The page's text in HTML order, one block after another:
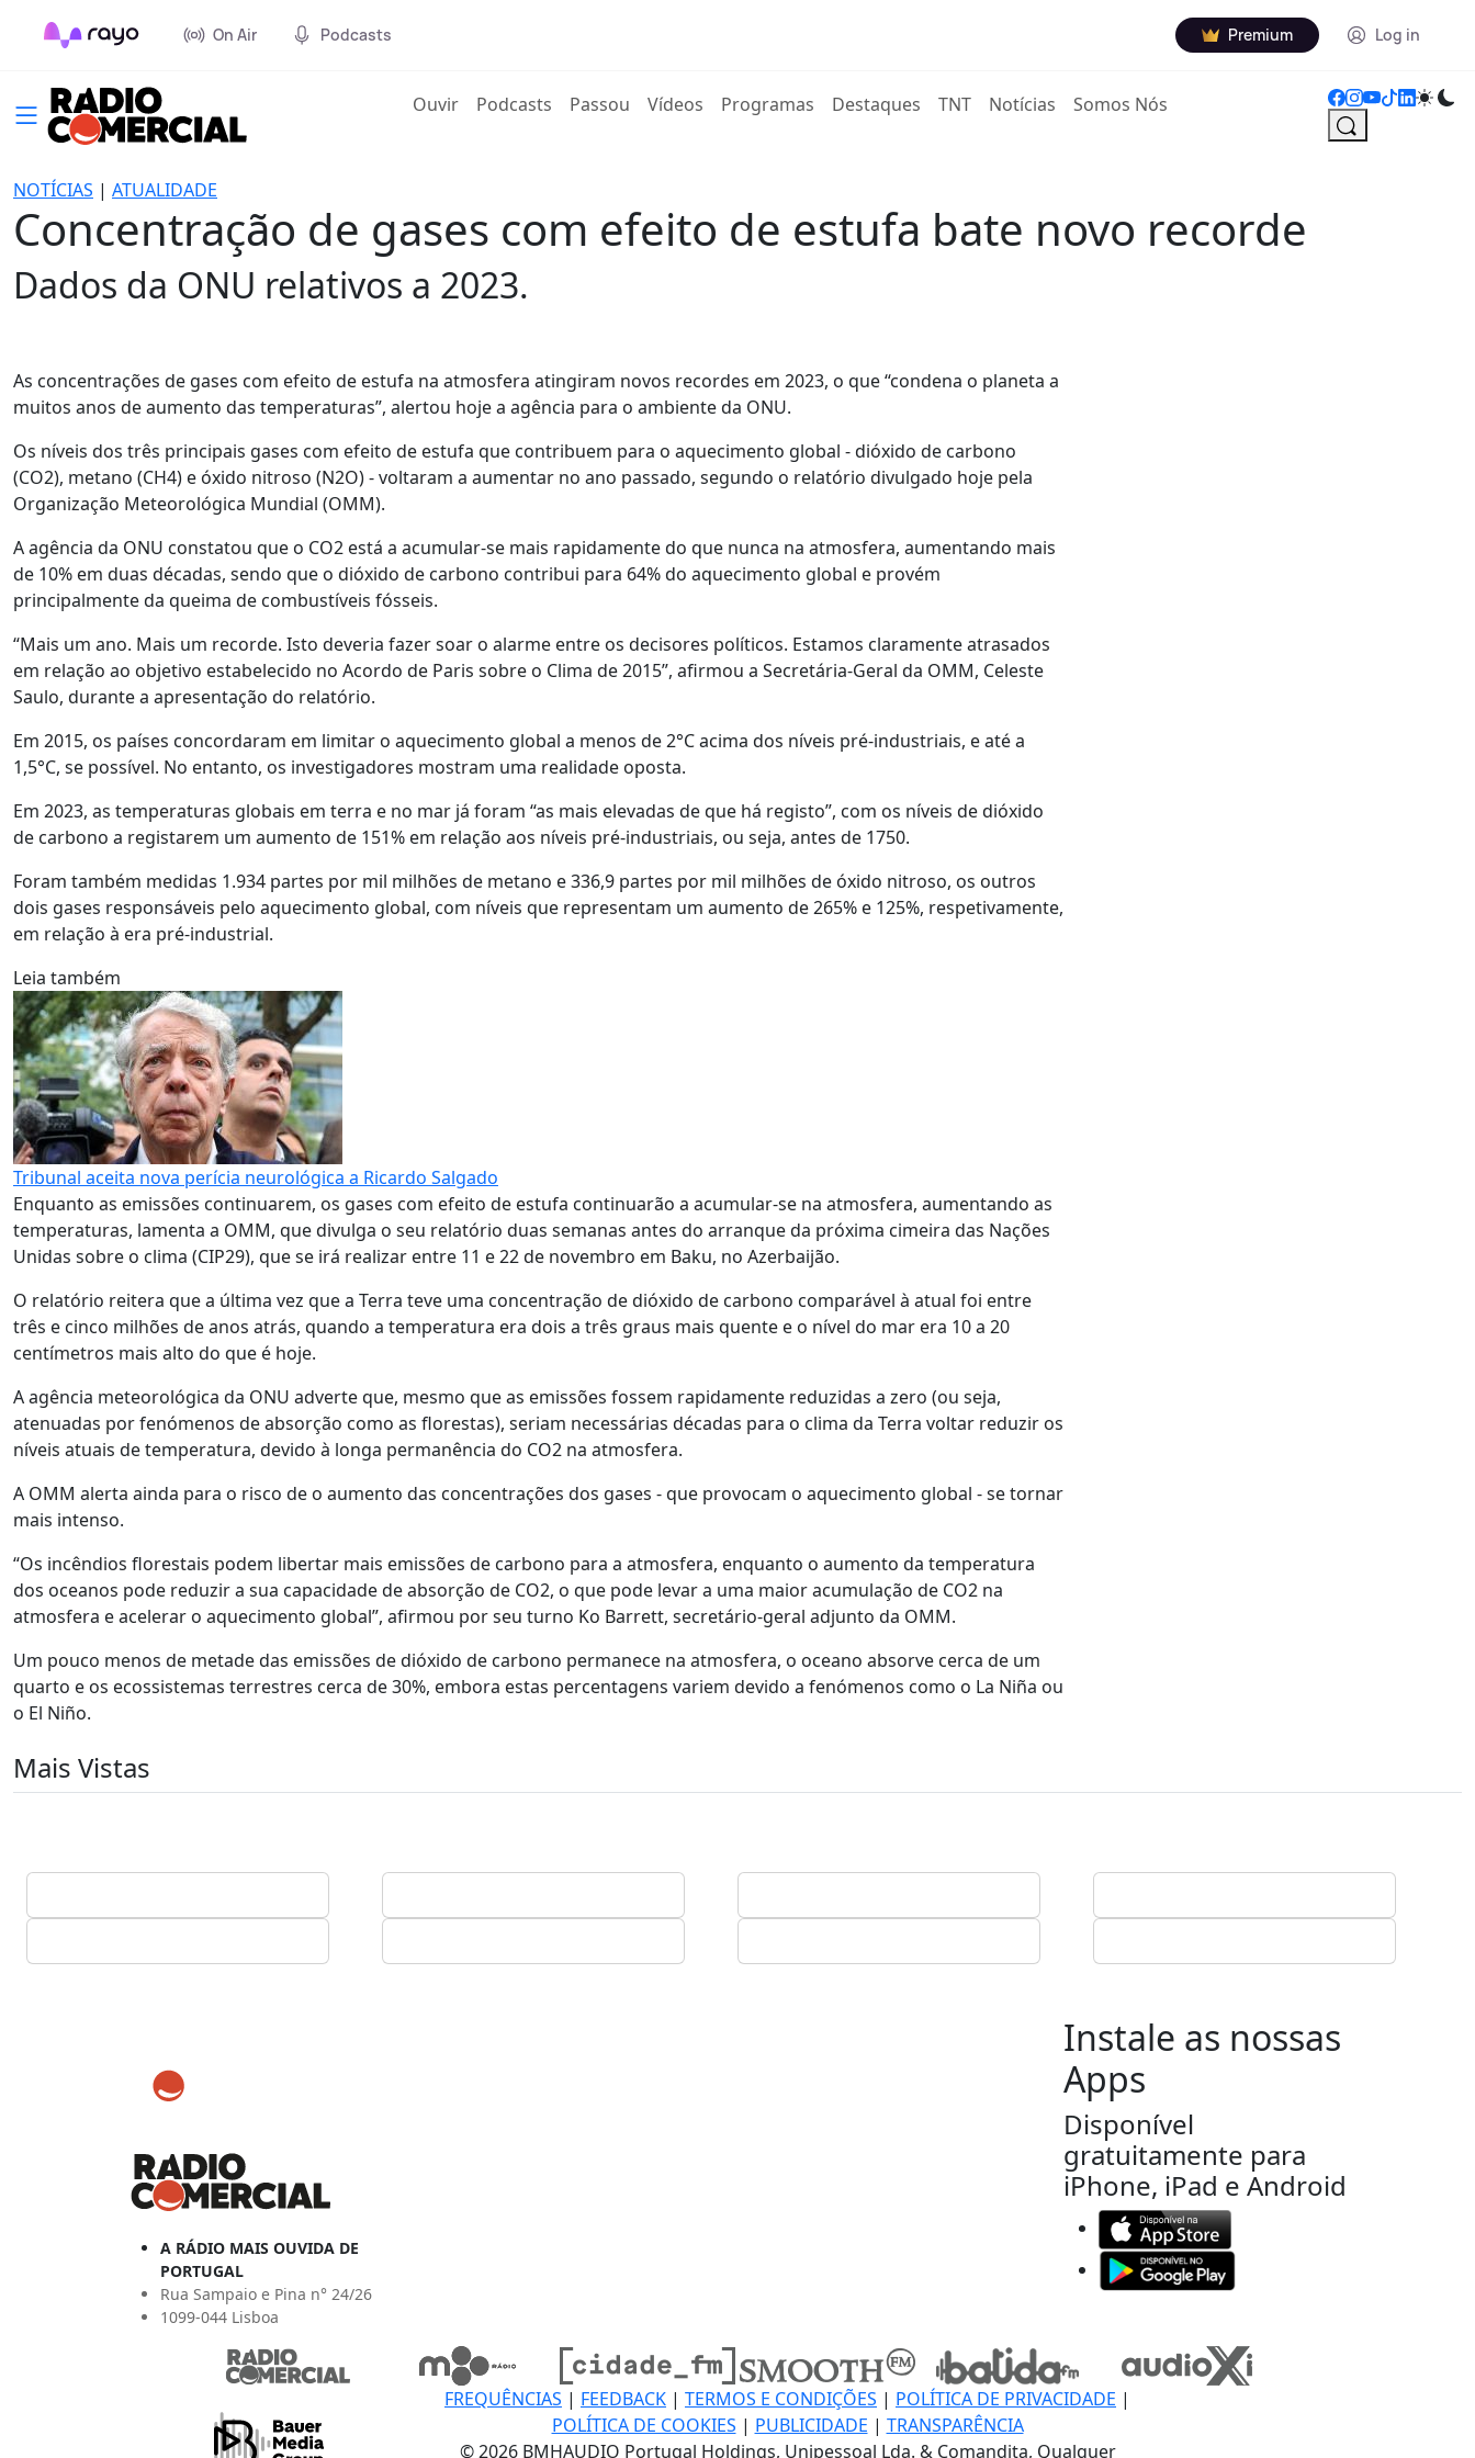
On Air Podcasts Premium Log in
Ouvir(current)
Podcasts Passou Vídeos Programas Destaques TNT Notícias Somos Nós
NOTÍCIAS | ATUALIDADE
Concentração de gases com efeito de estufa bate novo recorde
Dados da ONU relativos a 2023.
As concentrações de gases com efeito de estufa na atmosfera atingiram novos recordes em 2023, o que “condena o planeta a
muitos anos de aumento das temperaturas”, alertou hoje a agência para o ambiente da ONU.
Os níveis dos três principais gases com efeito de estufa que contribuem para o aquecimento global - dióxido de carbono
(CO2), metano (CH4) e óxido nitroso (N2O) - voltaram a aumentar no ano passado, segundo o relatório divulgado hoje pela
Organização Meteorológica Mundial (OMM).
A agência da ONU constatou que o CO2 está a acumular-se mais rapidamente do que nunca na atmosfera, aumentando mais
de 10% em duas décadas, sendo que o dióxido de carbono contribui para 64% do aquecimento global e provém
principalmente da queima de combustíveis fósseis.
“Mais um ano. Mais um recorde. Isto deveria fazer soar o alarme entre os decisores políticos. Estamos claramente atrasados
em relação ao objetivo estabelecido no Acordo de Paris sobre o Clima de 2015”, afirmou a Secretária-Geral da OMM, Celeste
Saulo, durante a apresentação do relatório.
Em 2015, os países concordaram em limitar o aquecimento global a menos de 2°C acima dos níveis pré-industriais, e até a
1,5°C, se possível. No entanto, os investigadores mostram uma realidade oposta.
Em 2023, as temperaturas globais em terra e no mar já foram “as mais elevadas de que há registo”, com os níveis de dióxido
de carbono a registarem um aumento de 151% em relação aos níveis pré-industriais, ou seja, antes de 1750.
Foram também medidas 1.934 partes por mil milhões de metano e 336,9 partes por mil milhões de óxido nitroso, os outros
dois gases responsáveis pelo aquecimento global, com níveis que representam um aumento de 265% e 125%, respetivamente,
em relação à era pré-industrial.
Leia também
Tribunal aceita nova perícia neurológica a Ricardo Salgado
Enquanto as emissões continuarem, os gases com efeito de estufa continuarão a acumular-se na atmosfera, aumentando as
temperaturas, lamenta a OMM, que divulga o seu relatório duas semanas antes do arranque da próxima cimeira das Nações
Unidas sobre o clima (CIP29), que se irá realizar entre 11 e 22 de novembro em Baku, no Azerbaijão.
O relatório reitera que a última vez que a Terra teve uma concentração de dióxido de carbono comparável à atual foi entre
três e cinco milhões de anos atrás, quando a temperatura era dois a três graus mais quente e o nível do mar era 10 a 20
centímetros mais alto do que é hoje.
A agência meteorológica da ONU adverte que, mesmo que as emissões fossem rapidamente reduzidas a zero (ou seja,
atenuadas por fenómenos de absorção como as florestas), seriam necessárias décadas para o clima da Terra voltar reduzir os
níveis atuais de temperatura, devido à longa permanência do CO2 na atmosfera.
A OMM alerta ainda para o risco de o aumento das concentrações dos gases - que provocam o aquecimento global - se tornar
mais intenso.
“Os incêndios florestais podem libertar mais emissões de carbono para a atmosfera, enquanto o aumento da temperatura
dos oceanos pode reduzir a sua capacidade de absorção de CO2, o que pode levar a uma maior acumulação de CO2 na
atmosfera e acelerar o aquecimento global”, afirmou por seu turno Ko Barrett, secretário-geral adjunto da OMM.
Um pouco menos de metade das emissões de dióxido de carbono permanece na atmosfera, o oceano absorve cerca de um
quarto e os ecossistemas terrestres cerca de 30%, embora estas percentagens variem devido a fenómenos como o La Niña ou
o El Niño.
Mais Vistas
A RÁDIO MAIS OUVIDA DE
PORTUGAL
Rua Sampaio e Pina n° 24/26
1099-044 Lisboa
Instale as nossas
Apps
Disponível
gratuitamente para
iPhone, iPad e Android
FREQUÊNCIAS | FEEDBACK | TERMOS E CONDIÇÕES | POLÍTICA DE PRIVACIDADE |
POLÍTICA DE COOKIES | PUBLICIDADE | TRANSPARÊNCIA
© 2026 BMHAUDIO Portugal Holdings, Unipessoal Lda. & Comandita, Qualquer